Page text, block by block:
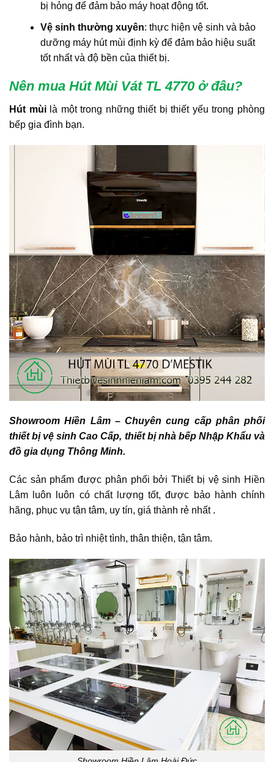
bị hỏng để đảm bảo máy hoạt động tốt.
Vệ sinh thường xuyên: thực hiện vệ sinh và bảo
dưỡng máy hút mùi định kỳ để đảm bảo hiệu suất
tốt nhất và độ bền của thiết bị.
Nên mua Hút Mùi Vát TL 4770 ở đâu?
Hút mùilà một trong những thiết bị thiết yếu trong phòng
bếp gia đình bạn.
Showroom Hiền Lâm – Chuyên cung cấp phân phối
thiết bị vệ sinh Cao Cấp, thiết bị nhà bếp Nhập Khẩu và
đồ gia dụng Thông Minh.
Các sản phẩm được phân phối bởi Thiết bị vệ sinh Hiền
Lâm luôn luôn có chất lượng tốt, được bảo hành chính
hãng, phục vụ tận tâm, uy tín, giá thành rẻ nhất .
Bảo hành, bảo trì nhiệt tình, thân thiện, tận tâm.